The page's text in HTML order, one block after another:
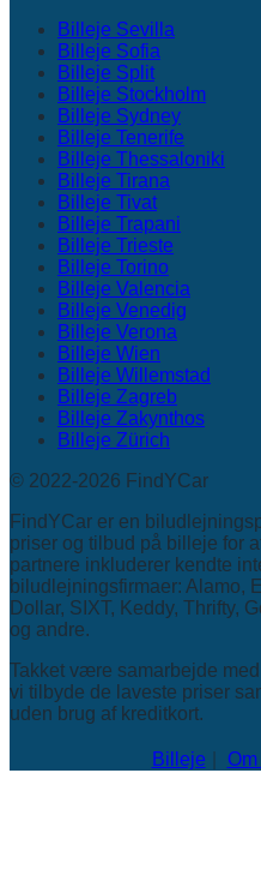
Billeje Sevilla
Billeje Sofia
Billeje Split
Billeje Stockholm
Billeje Sydney
Billeje Tenerife
Billeje Thessaloniki
Billeje Tirana
Billeje Tivat
Billeje Trapani
Billeje Trieste
Billeje Torino
Billeje Valencia
Billeje Venedig
Billeje Verona
Billeje Wien
Billeje Willemstad
Billeje Zagreb
Billeje Zakynthos
Billeje Zürich
© 2022-2026 FindYCar
FindYCar er en
priser og tilbud på billeje for
partnere inkluderer kendte
biludlejningsfirmaer: Alamo,
Dollar, SIXT, Keddy, Thrifty,
og andre.
Takket være samarbejde
vi tilbyde de laveste priser
uden brug af kreditkort.
Billeje Om